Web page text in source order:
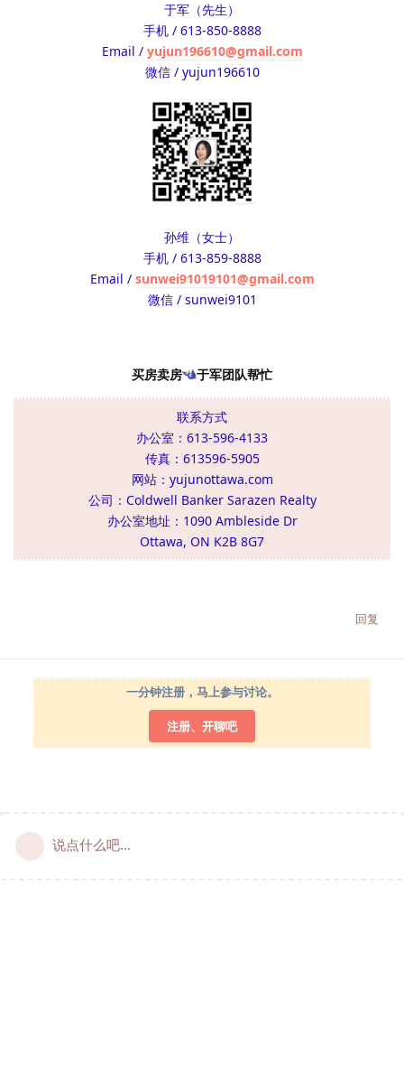
于军（先生）
手机 / 613-850-8888
Email / yujun196610@gmail.com
微信 / yujun196610
孙维（女士）
手机 / 613-859-8888
Email / sunwei91019101@gmail.com
微信 / sunwei9101
买房卖房 于军团队帮忙
联系方式
办公室：613-596-4133
传真：613596-5905
网站：yujunottawa.com
公司：Coldwell Banker Sarazen Realty
办公室地址：1090 Ambleside Dr
Ottawa, ON K2B 8G7
回复
一分钟注册，马上参与讨论。
注册、开聊吧
说点什么吧...